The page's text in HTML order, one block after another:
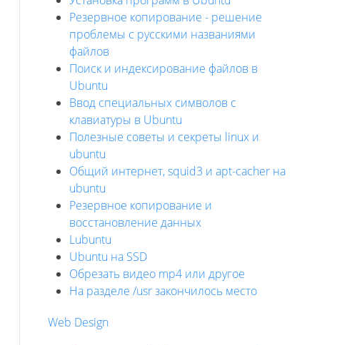
Резервное копирование - решение
проблемы с русскими названиями
файлов
Поиск и индексирование файлов в
Ubuntu
Ввод специальных символов с
клавиатуры в Ubuntu
Полезные советы и секреты linux и
ubuntu
Общий интернет, squid3 и apt-cacher на
ubuntu
Резервное копирование и
восстановление данных
Lubuntu
Ubuntu на SSD
Обрезать видео mp4 или другое
На разделе /usr закончилось место
Web Design